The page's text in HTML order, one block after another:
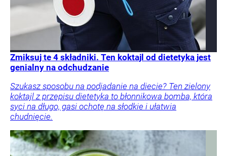
Zmiksuj te 4 składniki. Ten koktajl od dietetyka jest
genialny na odchudzanie
Szukasz sposobu na podjadanie na diecie? Ten zielony
koktajl z przepisu dietetyka to błonnikowa bomba, która
syci na długo, gasi ochotę na słodkie i ułatwia
chudnięcie.